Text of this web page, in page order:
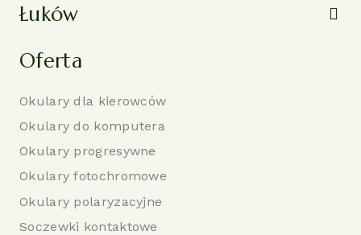
Łuków
Oferta
Okulary dla kierowców
Okulary do komputera
Okulary progresywne
Okulary fotochromowe
Okulary polaryzacyjne
Soczewki kontaktowe